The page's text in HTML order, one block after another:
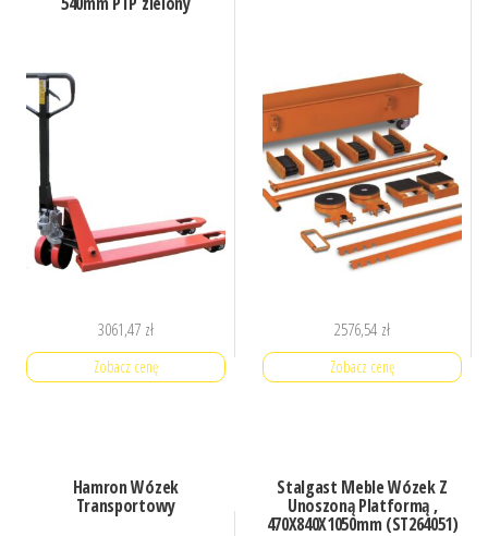
3061,47 zł
Zobacz cenę
2576,54 zł
Zobacz cenę
Hamron Wózek
Transportowy
Stalgast Meble Wózek Z
Unoszoną Platformą ,
470X840X1050mm (ST264051)